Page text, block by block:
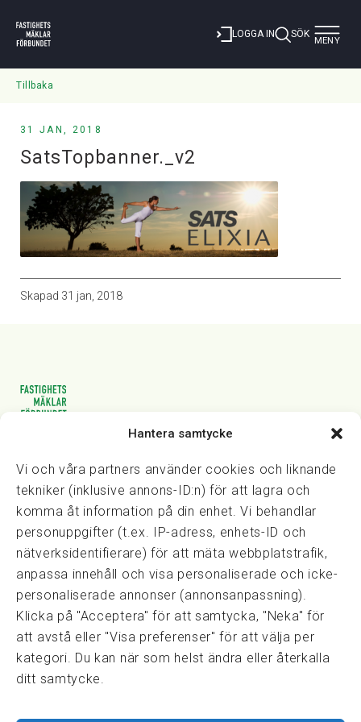
Hantera samtycke
Vi och våra partners använder cookies och liknande
tekniker (inklusive annons-ID:n) för att lagra och
komma åt information på din enhet. Vi behandlar
personuppgifter (t.ex. IP-adress, enhets-ID och
nätverksidentifierare) för att mäta webbplatstrafik,
anpassa innehåll och visa personaliserade och icke-
personaliserade annonser (annonsanpassning).
Klicka på "Acceptera" för att samtycka, "Neka" för
att avstå eller "Visa preferenser" för att välja per
kategori. Du kan när som helst ändra eller återkalla
ditt samtycke.
LOGGA IN SÖK Toggle
MENY
Tillbaka
31 JAN, 2018
SatsTopbanner._v2
Skapad 31 jan, 2018
Vasagatan 28, 111 20 Stockholm
kansli@fmf.se
Snabblänkar
Prisexempel
Medarbetare
Policies & integritet
Information om Cookie-hantering och Google Analytics
Integritetspolicy
Dataskyddsförordningen